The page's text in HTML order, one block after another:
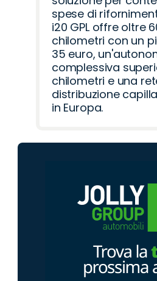
spese di
i20 GPL offre oltre
chilometri con un
35 euro,
complessiva
chilometri e una
distribuzione
in Europa.